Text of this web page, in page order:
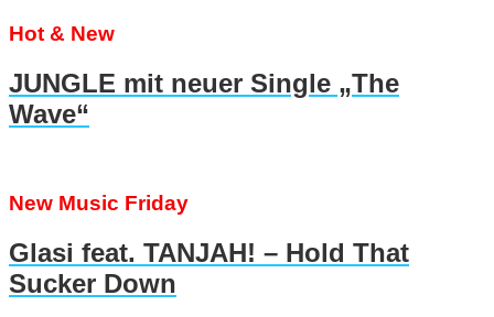
Hot & New
JUNGLE mit neuer Single „The
Wave“
New Music Friday
Glasi feat. TANJAH! – Hold That
Sucker Down